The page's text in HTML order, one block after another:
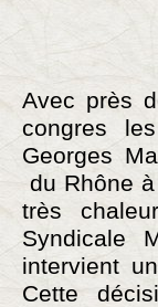
Avec près
congres les
Georges
du Rhône
très
Syndicale
intervient
Cette